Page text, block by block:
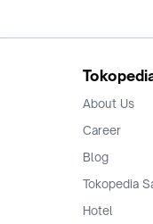
About Us
Career
Blog
Tokopedia
Hotel